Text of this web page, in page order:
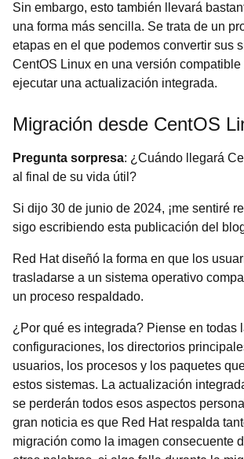
Sin embargo, esto también llevará
una forma más sencilla. Se trata de un
etapas en el que podemos convertir sus
CentOS Linux en una versión
ejecutar una actualización integrada.
Migración desde CentOS
Pregunta sorpresa: ¿Cuándo llegará
al final de su vida útil?
Si dijo 30 de junio de 2024, ¡me sentiré
sigo escribiendo esta publicación del
Red Hat diseñó la forma en que los
trasladarse a un sistema operativo
un proceso respaldado.
¿Por qué es integrada? Piense en todas
configuraciones, los directorios
usuarios, los procesos y los paquetes
estos sistemas. La actualización
se perderán todos esos aspectos
gran noticia es que Red Hat respalda
migración como la imagen consecuente